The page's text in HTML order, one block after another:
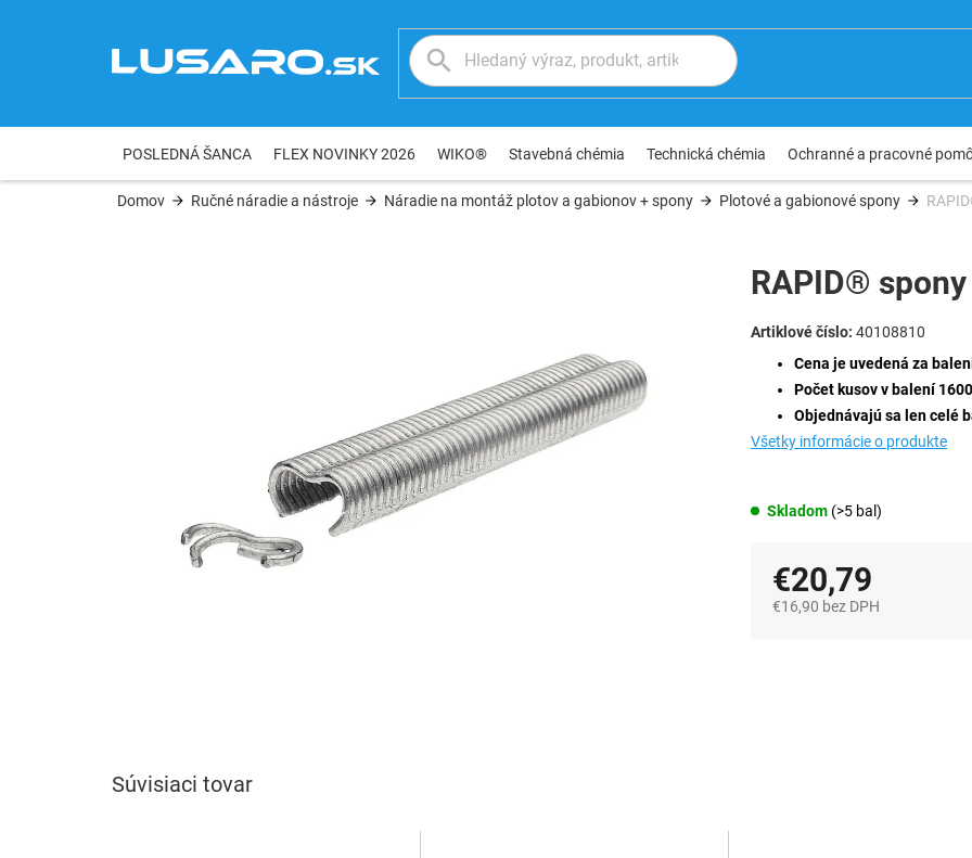
POSLEDNÁ ŠANCA FLEX NOVINKY 2026 WIKO® Stavebná chémia Technická chémia Ochranné a pracovné
Domov Ručné náradie a nástroje Náradie na montáž plotov a gabionov + spony Plotové a gabionové spony
Skladom (>5 bal)
Cena je uvedená za
Počet kusov v balení
Objednávajú sa len celé
Všetky informácie o produkte
RAPID®
40108810
€20,79
€16,90 bez DPH
Súvisiaci tovar